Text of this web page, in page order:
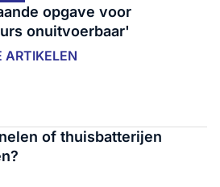
opgave voor
onuitvoerbaar'
ARTIKELEN
of thuisbatterijen